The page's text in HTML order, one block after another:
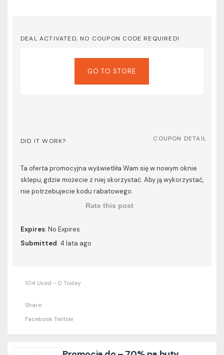
DEAL ACTIVATED, NO COUPON CODE REQUIRED!
GO TO STORE
DID IT WORK? COUPON DETAIL
Ta oferta promocyjna wyświetliła Wam się w nowym oknie
sklepu, gdzie możecie z niej skorzystać. Aby ją wykorzystać,
nie potrzebujecie kodu rabatowego.
Rate this post
Expires: No Expires
Submitted: 4 lata ago
104 Used - 0 Today
Share
FacebookTwitter